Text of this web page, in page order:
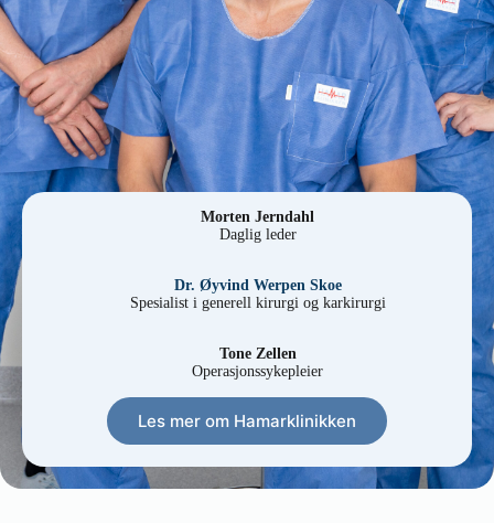
Morten Jerndahl
Daglig leder
Dr. Øyvind Werpen Skoe
Spesialist i generell kirurgi og karkirurgi
Tone Zellen
Operasjonssykepleier
Les mer om Hamarklinikken